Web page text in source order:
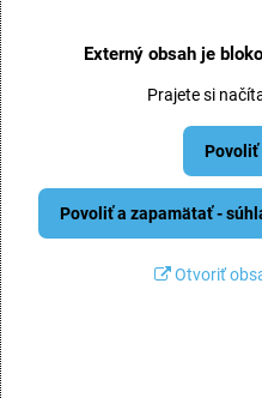
Externý obsah je
Prajete si
Povoliť
Povoliť a zapamätať -
Otvoriť